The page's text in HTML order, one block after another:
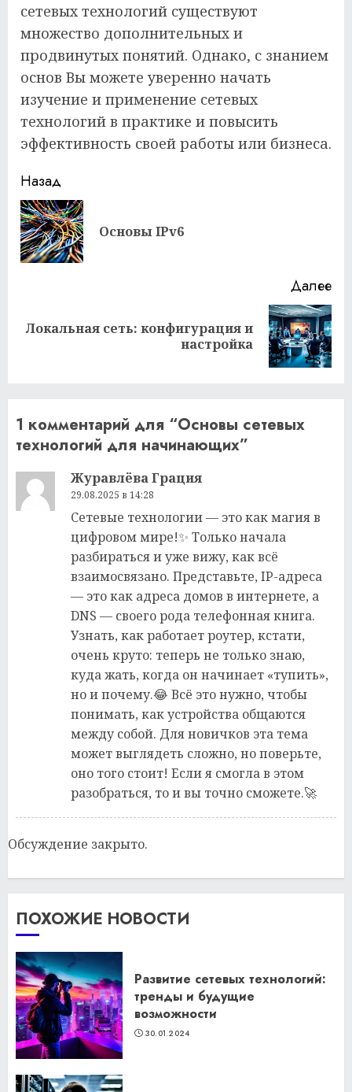
сетевых технологий существуют
множество дополнительных и
продвинутых понятий. Однако, с знанием
основ Вы можете уверенно начать
изучение и применение сетевых
технологий в практике и повысить
эффективность своей работы или бизнеса.
Продолжить
чтение
Назад
Основы IPv6
Далее
Следующая
Локальная сеть: конфигурация и
настройка
1 комментарий для “Основы сетевых
технологий для начинающих”
Журавлёва Грация
29.08.2025 в 14:28
Сетевые технологии — это как магия в
цифровом мире!✨ Только начала
разбираться и уже вижу, как всё
взаимосвязано. Представьте, IP-адреса
— это как адреса домов в интернете, а
DNS — своего рода телефонная книга.
Узнать, как работает роутер, кстати,
очень круто: теперь не только знаю,
куда жать, когда он начинает «тупить»,
но и почему.😂 Всё это нужно, чтобы
понимать, как устройства общаются
между собой. Для новичков эта тема
может выглядеть сложно, но поверьте,
оно того стоит! Если я смогла в этом
разобраться, то и вы точно сможете.🚀
Обсуждение закрыто.
ПОХОЖИЕ НОВОСТИ
Развитие сетевых технологий:
тренды и будущие
возможности
30.01.2024